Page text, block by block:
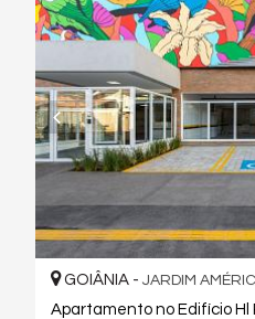
GOIÂNIA - JARDIM
Apartamento no Edifício Hl